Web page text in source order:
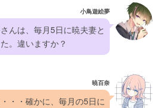
小鳥遊絵夢
んは、毎月5日に暁夫妻と
。違いますか？
暁百奈
・・確かに、毎月の5日に